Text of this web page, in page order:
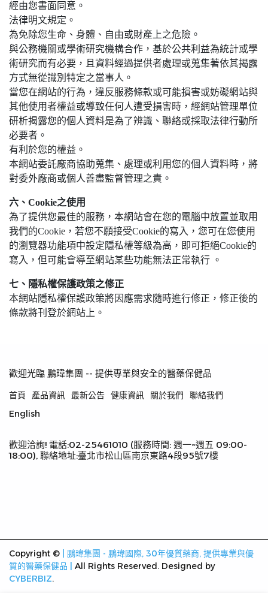
經由您書面同意。
法律明文規定。
為免除您生命、身體、自由或財產上之危險。
與公務機關或學術研究機構合作，基於公共利益為統計或學
術研究而有必要，且資料經過提供者處理或蒐集著依其揭露
方式無從識別特定之當事人。
當您在網站的行為，違反服務條款或可能損害或妨礙網站與
其他使用者權益或導致任何人遭受損害時，經網站管理單位
研析揭露您的個人資料是為了辨識、聯絡或採取法律行動所
必要者。
有利於您的權益。
本網站委託廠商協助蒐集、處理或利用您的個人資料時，將
對委外廠商或個人善盡監督管理之責。
六、Cookie之使用
為了提供您最佳的服務，本網站會在您的電腦中放置並取用
我們的Cookie，若您不願接受Cookie的寫入，您可在您使用
的瀏覽器功能項中設定隱私權等級為高，即可拒絕Cookie的
寫入，但可能會導至網站某些功能無法正常執行 。
七、隱私權保護政策之修正
本網站隱私權保護政策將因應需求隨時進行修正，修正後的
條款將刊登於網站上。
歡迎光臨 鵬瑋集團 -- 提供專業與安全的醫藥保健品
首頁 產品資訊 最新公告 健康資訊 關於我們
聯絡我們
English
歡迎洽詢! 電話:02-25461010 (服務時間: 週一~週五 09:00-
18:00), 聯絡地址:臺北市松山區南京東路4段95號7樓
Copyright ©
| 鵬瑋集團 - 鵬瑋國際, 30年優質藥商, 提供專業與優
質的醫藥保健品 |
All Rights Reserved. Designed by
CYBERBIZ.